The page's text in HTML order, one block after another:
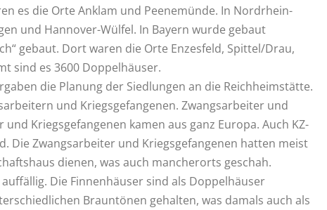
es die Orte Anklam und Peenemünde. In Nordrhein-
und Hannover-Wülfel. In Bayern wurde gebaut
gebaut. Dort waren die Orte Enzesfeld, Spittel/Drau,
sind es 3600 Doppelhäuser.
die Planung der Siedlungen an die Reichheimstätte.
und Kriegsgefangenen. Zwangsarbeiter und
Kriegsgefangenen kamen aus ganz Europa. Auch KZ-
Die Zwangsarbeiter und Kriegsgefangenen hatten meist
dienen, was auch mancherorts geschah.
Die Finnenhäuser sind als Doppelhäuser
Brauntönen gehalten, was damals auch als